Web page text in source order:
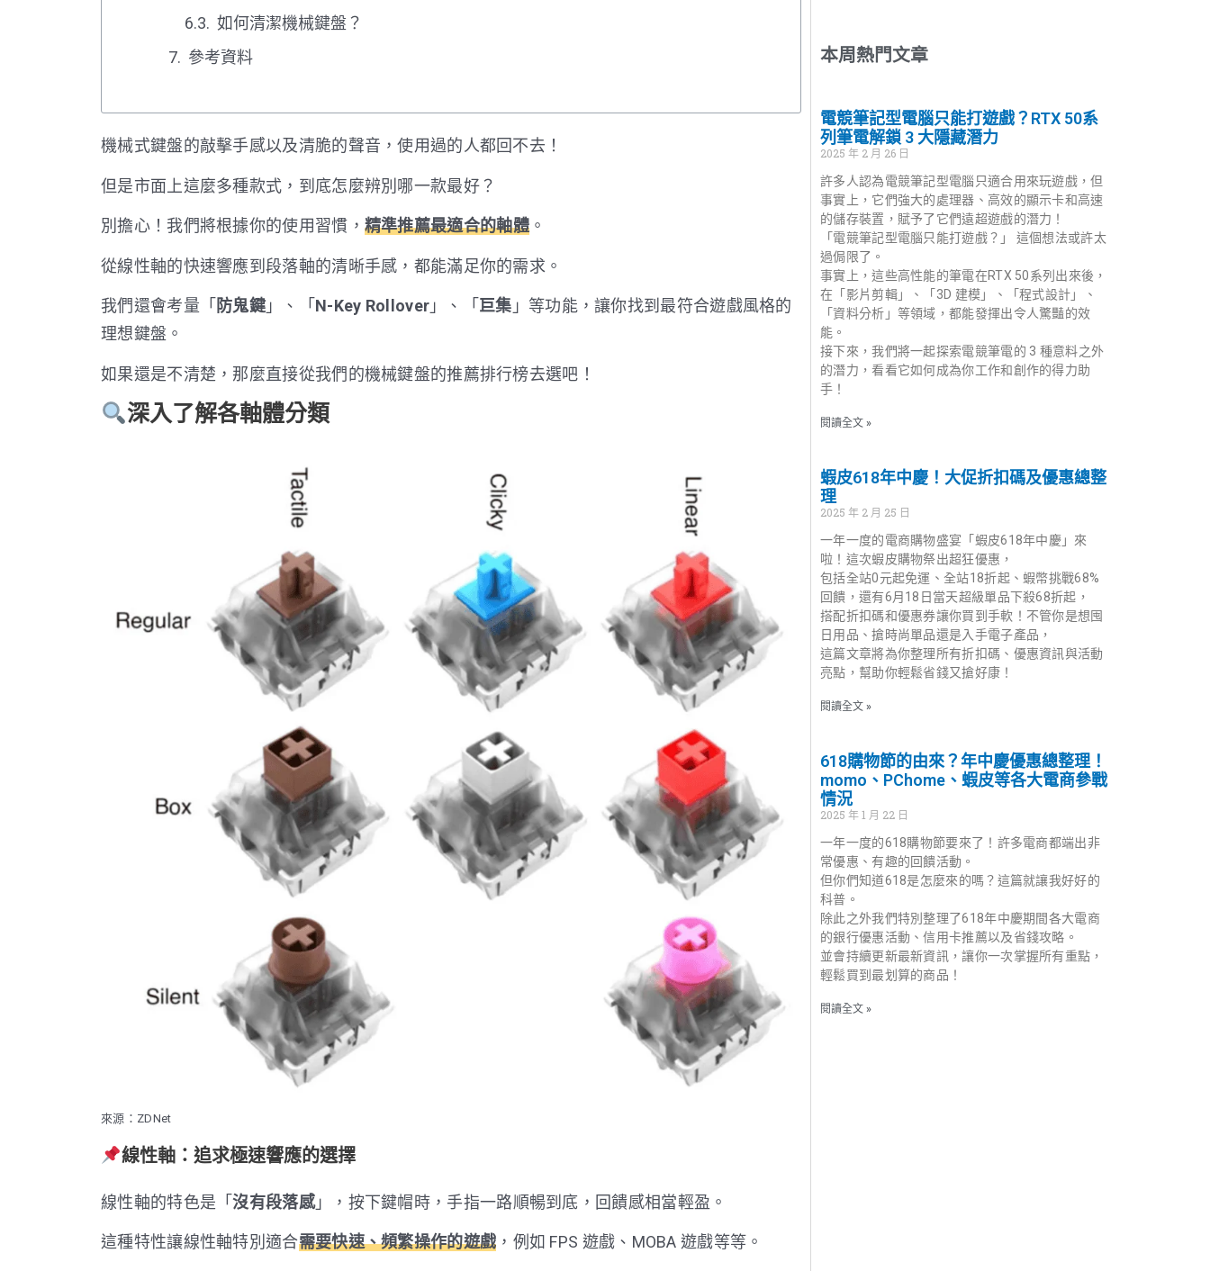
如何清潔機械鍵盤？
參考資料
機械式鍵盤的敲擊手感以及清脆的聲音，使用過的人都回不去！
但是市面上這麼多種款式，到底怎麼辨別哪一款最好？
別擔心！我們將根據你的使用習慣， 精準推薦最適合的軸體。
從線性軸的快速響應到段落軸的清晰手感，都能滿足你的需求。
我們還會考量「 防鬼鍵 」、「 N-Key Rollover 」、「 巨集 」等功能，讓你找到最符合遊戲風格的
理想鍵盤。
如果還是不清楚，那麼直接從我們的機械鍵盤的推薦排行榜去選吧！
深入了解各軸體分類
來源：ZDNet
線性軸：追求極速響應的選擇
線性軸的特色是「沒有段落感」，按下鍵帽時，手指一路順暢到底，回饋感相當輕盈。
這種特性讓線性軸特別適合需要快速、頻繁操作的遊戲 ，例如 FPS 遊戲、MOBA 遊戲等等。
本周熱門文章
電競筆記型電腦只能打遊戲？RTX 50系
列筆電解鎖 3 大隱藏潛力
2025 年 2 月 26 日
許多人認為電競筆記型電腦只適合用來玩遊戲，但
事實上，它們強大的處理器、高效的顯示卡和高速
的儲存裝置，賦予了它們遠超遊戲的潛力！
「電競筆記型電腦只能打遊戲？」 這個想法或許太
過侷限了。
事實上，這些高性能的筆電在RTX 50系列出來後，
在「影片剪輯」、「3D 建模」、「程式設計」、
「資料分析」等領域，都能發揮出令人驚豔的效
能。
接下來，我們將一起探索電競筆電的 3 種意料之外
的潛力，看看它如何成為你工作和創作的得力助
手！
閱讀全文 »
蝦皮618年中慶！大促折扣碼及優惠總整
理
2025 年 2 月 25 日
一年一度的電商購物盛宴「蝦皮618年中慶」來
啦！這次蝦皮購物祭出超狂優惠，
包括全站0元起免運、全站18折起、蝦幣挑戰68%
回饋，還有6月18日當天超級單品下殺68折起，
搭配折扣碼和優惠券讓你買到手軟！不管你是想囤
日用品、搶時尚單品還是入手電子產品，
這篇文章將為你整理所有折扣碼、優惠資訊與活動
亮點，幫助你輕鬆省錢又搶好康！
閱讀全文 »
618購物節的由來？年中慶優惠總整理！
momo、PChome、蝦皮等各大電商參戰
情況
2025 年 1 月 22 日
一年一度的618購物節要來了！許多電商都端出非
常優惠、有趣的回饋活動。
但你們知道618是怎麼來的嗎？這篇就讓我好好的
科普。
除此之外我們特別整理了618年中慶期間各大電商
的銀行優惠活動、信用卡推薦以及省錢攻略。
並會持續更新最新資訊，讓你一次掌握所有重點，
輕鬆買到最划算的商品！
閱讀全文 »